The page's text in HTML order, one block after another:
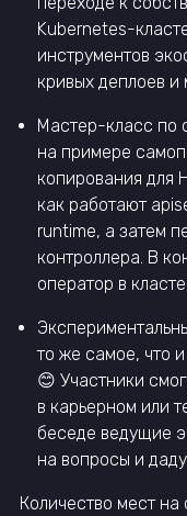
Kubernetes-
инструментов
кривых деплоев и
Мастер-класс по
на примере
копирования для
как работают
runtime, а затем
контроллера. В
оператор в
то же самое, что
😊 Участники
в карьерном или
беседе ведущие
на вопросы и
Количество мест